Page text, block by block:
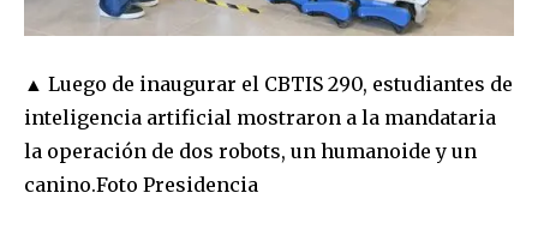
▲ Luego de inaugurar el CBTIS 290, estudiantes de
inteligencia artificial mostraron a la mandataria
la operación de dos robots, un humanoide y un
canino.Foto Presidencia